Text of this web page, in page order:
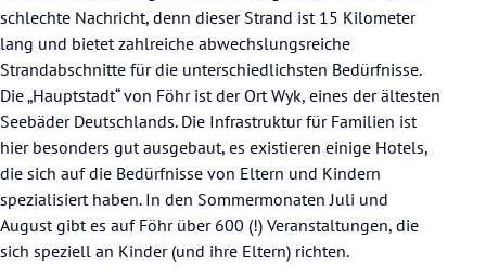
schlechte Nachricht, denn dieser Strand ist 15 Kilometer
lang und bietet zahlreiche abwechslungsreiche
Strandabschnitte für die unterschiedlichsten Bedürfnisse.
Die „Hauptstadt“ von Föhr ist der Ort Wyk, eines der ältesten
Seebäder Deutschlands. Die Infrastruktur für Familien ist
hier besonders gut ausgebaut, es existieren einige Hotels,
die sich auf die Bedürfnisse von Eltern und Kindern
spezialisiert haben. In den Sommermonaten Juli und
August gibt es auf Föhr über 600 (!) Veranstaltungen, die
sich speziell an Kinder (und ihre Eltern) richten.